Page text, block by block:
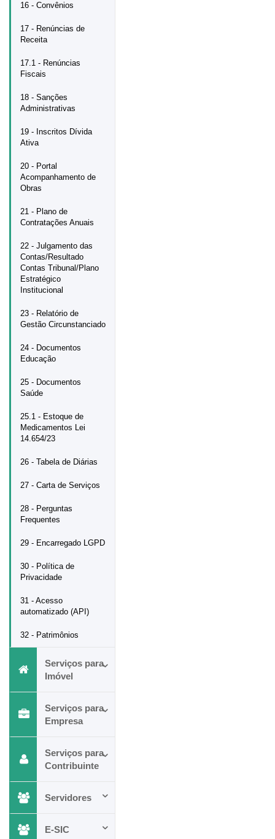
16 - Convênios
17 - Renúncias de
Receita
17.1 - Renúncias
Fiscais
18 - Sanções
Administrativas
19 - Inscritos Dívida
Ativa
20 - Portal
Acompanhamento de
Obras
21 - Plano de
Contratações Anuais
22 - Julgamento das
Contas/Resultado
Contas Tribunal/Plano
Estratégico
Institucional
23 - Relatório de
Gestão Circunstanciado
24 - Documentos
Educação
25 - Documentos
Saúde
25.1 - Estoque de
Medicamentos Lei
14.654/23
26 - Tabela de Diárias
27 - Carta de Serviços
28 - Perguntas
Frequentes
29 - Encarregado LGPD
30 - Política de
Privacidade
31 - Acesso
automatizado (API)
32 - Patrimônios
Serviços para
Imóvel
Serviços para
Empresa
Serviços para
Contribuinte
Servidores
E-SIC